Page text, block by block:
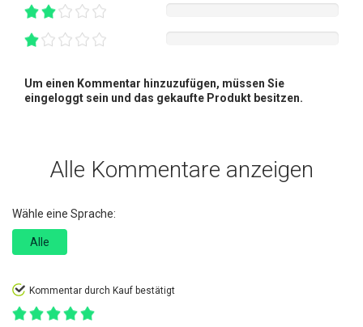
Um einen Kommentar hinzuzufügen, müssen Sie
eingeloggt sein und das gekaufte Produkt besitzen.
Alle Kommentare anzeigen
Wähle eine Sprache:
Alle
Kommentar durch Kauf bestätigt